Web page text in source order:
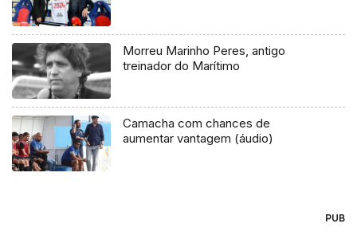
Morreu Marinho Peres, antigo
treinador do Marítimo
Camacha com chances de
aumentar vantagem (áudio)
PUB